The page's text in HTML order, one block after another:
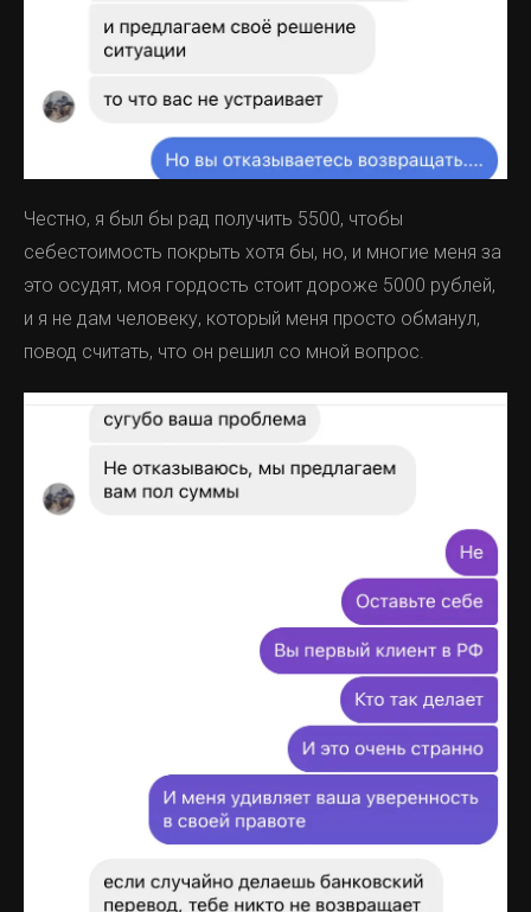
Честно, я был бы рад получить 5500, чтобы
себестоимость покрыть хотя бы, но, и многие меня за
это осудят, моя гордость стоит дороже 5000 рублей,
и я не дам человеку, который меня просто обманул,
повод считать, что он решил со мной вопрос.